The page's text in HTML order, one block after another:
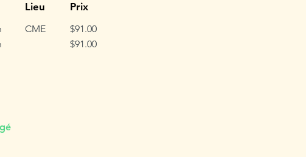
Lieu
CME
Prix
$91.00
$91.00